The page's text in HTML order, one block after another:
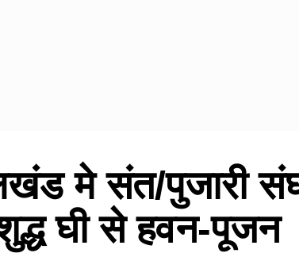
मे संत/पुजारी
घी से हवन-पूजन